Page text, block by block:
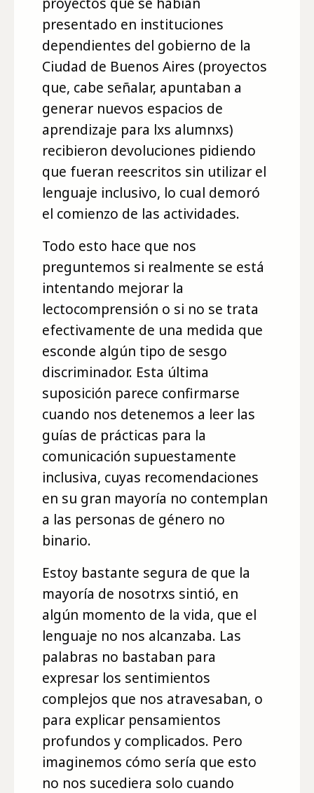
presentado en instituciones
dependientes del gobierno de la
Ciudad de Buenos Aires (proyectos
que, cabe señalar, apuntaban a
generar nuevos espacios de
aprendizaje para lxs alumnxs)
recibieron devoluciones pidiendo
que fueran reescritos sin utilizar el
lenguaje inclusivo, lo cual demoró
el comienzo de las actividades.
Todo esto hace que nos
preguntemos si realmente se está
intentando mejorar la
lectocomprensión o si no se trata
efectivamente de una medida que
esconde algún tipo de sesgo
discriminador. Esta última
suposición parece confirmarse
cuando nos detenemos a leer las
guías de prácticas para la
comunicación supuestamente
inclusiva, cuyas recomendaciones
en su gran mayoría no contemplan
a las personas de género no
binario.
Estoy bastante segura de que la
mayoría de nosotrxs sintió, en
algún momento de la vida, que el
lenguaje no nos alcanzaba. Las
palabras no bastaban para
expresar los sentimientos
complejos que nos atravesaban, o
para explicar pensamientos
profundos y complicados. Pero
imaginemos cómo sería que esto
no nos sucediera solo cuando